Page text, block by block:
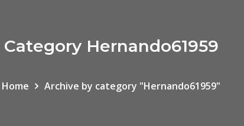
Category Hernando61959
Home Archive by category "Hernando61959"